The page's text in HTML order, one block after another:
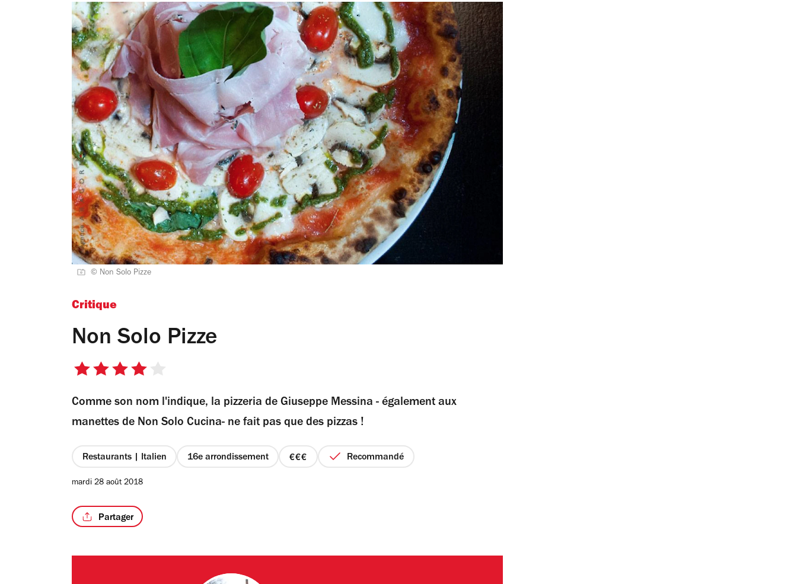
© Non Solo Pizze
Critique
Non Solo Pizze
4
5
étoiles
Comme son nom l'indique, la pizzeria de Giuseppe Messina - également aux
manettes de Non Solo Cucina- ne fait pas que des pizzas !
Restaurants | Italien 16e arrondissement
prix
Recommandé
mardi 28 août 2018
Partager